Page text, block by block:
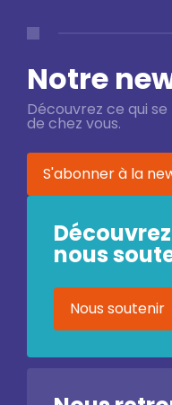
Notre
Découvrez ce qui
de chez vous.
S'abonner à la
nous
Nous soutenir